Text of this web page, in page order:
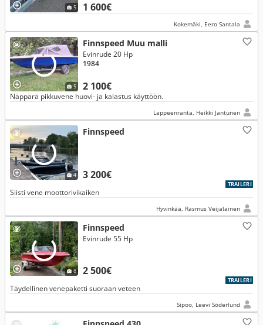
5 1 600€
Kokemäki, Eero Santala
5
Finnspeed Muu malli
2 100€
Evinrude 20 Hp
1984
Näppärä pikkuvene huovi- ja kalastus käyttöön.
Lappeenranta, Heikki Jantunen
4
Finnspeed
3 200€
TRAILERI
Siisti vene moottorivikaiken
Hyvinkää, Rasmus Veijalainen
8
Finnspeed
2 500€
Evinrude 55 Hp
TRAILERI
Täydellinen venepaketti suoraan veteen
Sipoo, Leevi Söderlund